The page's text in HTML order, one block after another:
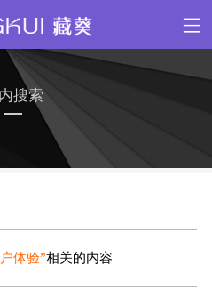
搜索
体验”相关的内容